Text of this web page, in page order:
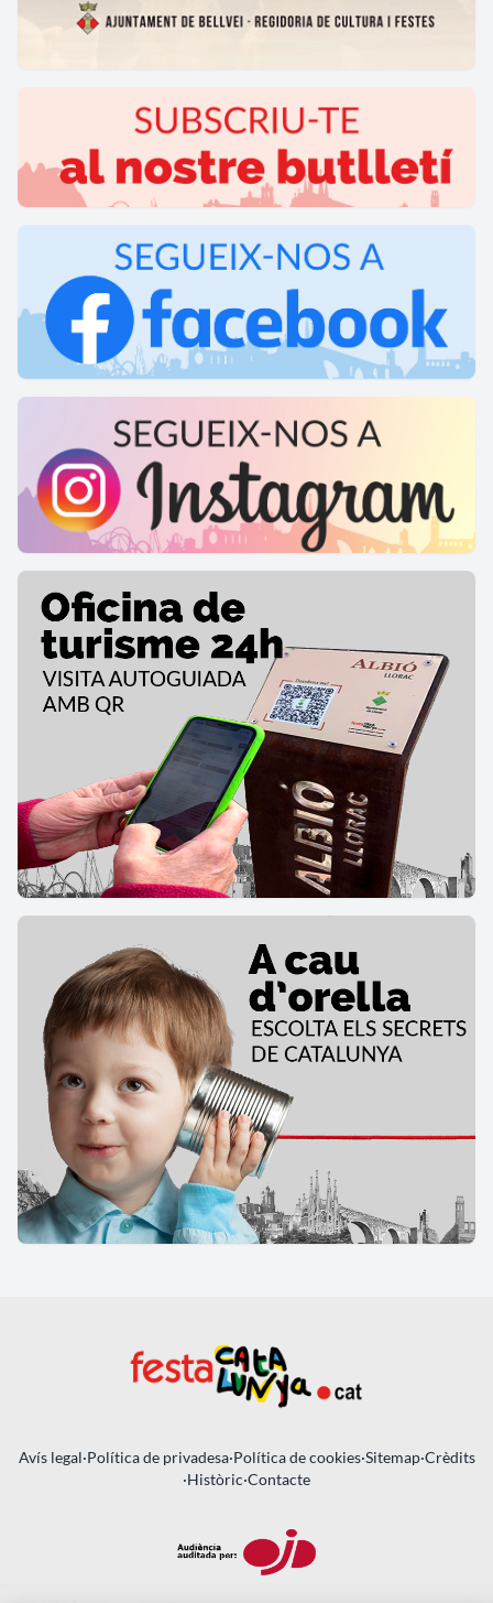
Avís legal·Política de privadesa·Política de cookies·Sitemap·Crèdits
·Històric·Contacte